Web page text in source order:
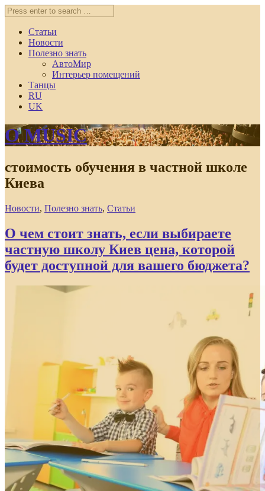
Статьи
Новости
Полезно знать
АвтоМир
Интерьер помещений
Танцы
RU
UK
O MUSIC
стоимость обучения в частной школе
Киева
Новости, Полезно знать, Статьи
О чем стоит знать, если выбираете
частную школу Киев цена, которой
будет доступной для вашего бюджета?